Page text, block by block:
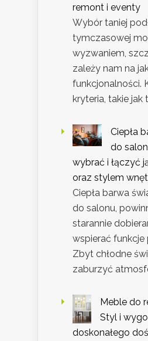
remont i eventy
Wybór taniej
tymczasowej
wyzwaniem,
zależy nam na
funkcjonalności.
kryteria, takie jak
Ciepła
do
wybrać i łączyć
oraz stylem
Ciepła barwa
do salonu,
starannie
wspierać funkcje
Zbyt chłodne
zaburzyć
Meble do
Styl i
doskonałego